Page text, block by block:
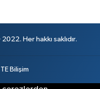
Her hakkı saklıdır.
TE Bilişim